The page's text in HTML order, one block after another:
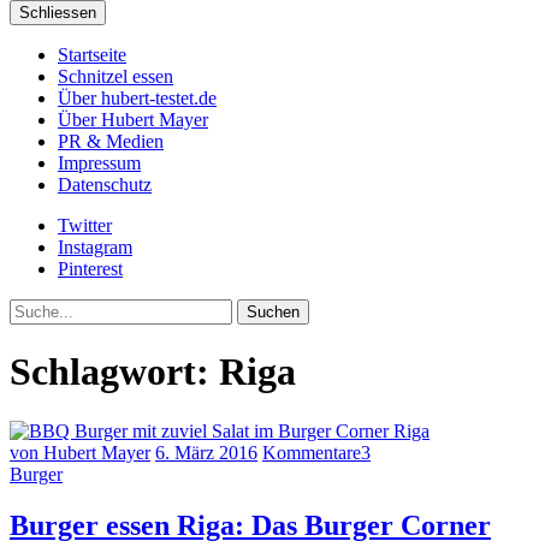
Schliessen
Startseite
Schnitzel essen
Über hubert-testet.de
Über Hubert Mayer
PR & Medien
Impressum
Datenschutz
Twitter
Instagram
Pinterest
Suche
Schlagwort: Riga
von Hubert Mayer 6. März 2016 Kommentare3
Burger
Burger essen Riga: Das Burger Corner